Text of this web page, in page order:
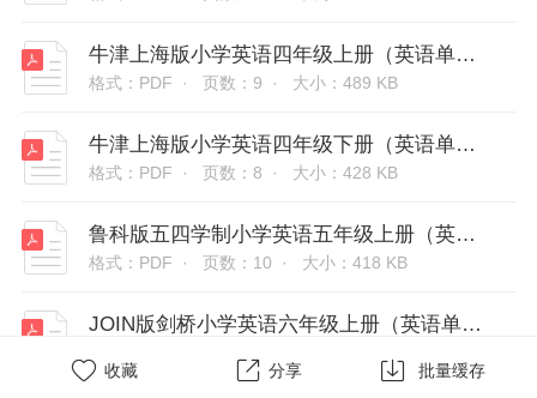
牛津上海版小学英语四年级上册（英语单词表）
格式：PDF · 页数：9 · 大小：489 KB
牛津上海版小学英语四年级下册（英语单词表）
格式：PDF · 页数：8 · 大小：428 KB
鲁科版五四学制小学英语五年级上册（英语单词表）
格式：PDF · 页数：10 · 大小：418 KB
JOIN版剑桥小学英语六年级上册（英语单词表)
 收藏  分享  批量缓存